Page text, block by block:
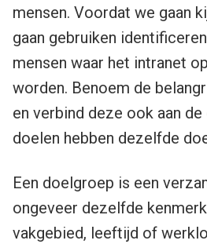
mensen. Voordat we gaan
gaan gebruiken
mensen waar het intranet
worden. Benoem de
en verbind deze ook aan
doelen hebben dezelfde
Een doelgroep is een
ongeveer dezelfde
vakgebied, leeftijd of